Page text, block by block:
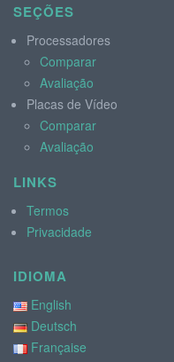
SEÇÕES
Processadores
Comparar
Avaliação
Placas de Vídeo
Comparar
Avaliação
LINKS
Termos
Privacidade
IDIOMA
English
Deutsch
Française